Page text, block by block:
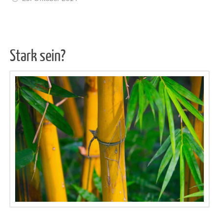
Stark sein?